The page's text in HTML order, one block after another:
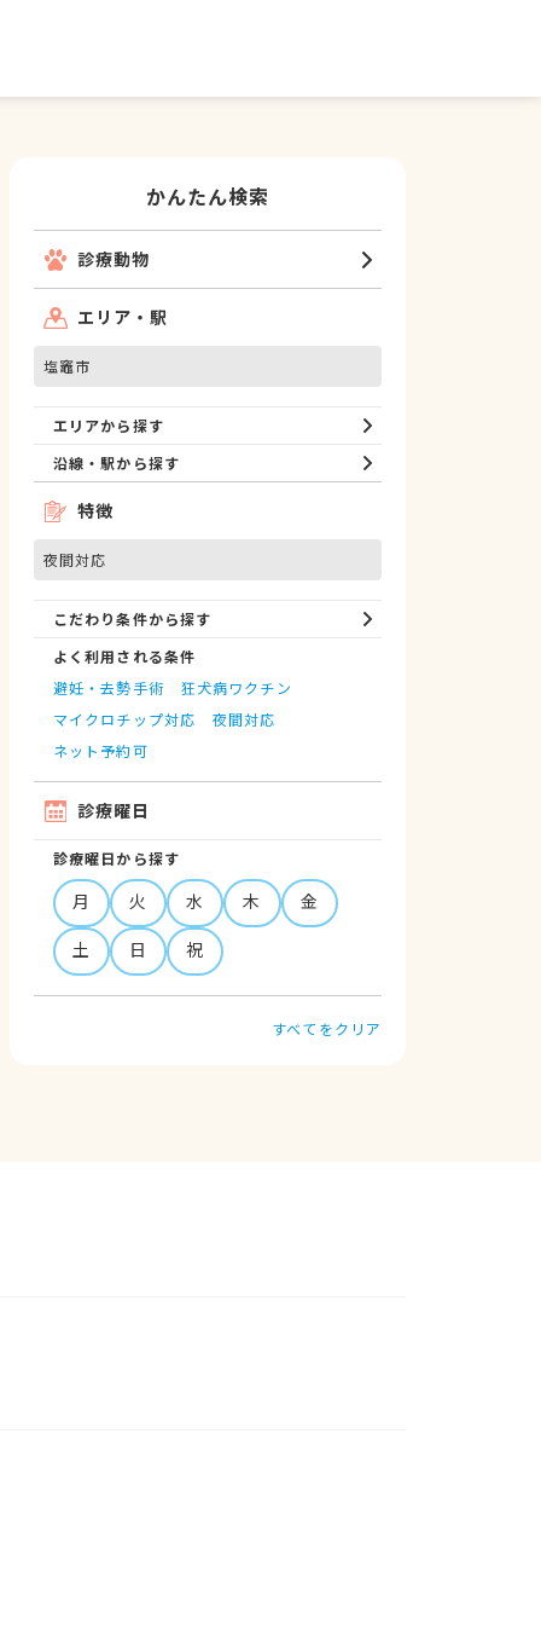
かんたん検索
診療動物
エリア・駅
塩竈市
エリアから探す
沿線・駅から探す
特徴
夜間対応
こだわり条件から探す
よく利用される条件
避妊・去勢手術
狂犬病ワクチン
マイクロチップ対応
夜間対応
ネット予約可
診療曜日
診療曜日から探す
月 火 水 木
金
土
日 祝
すべてをクリア